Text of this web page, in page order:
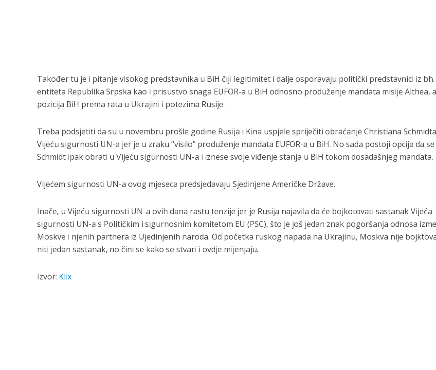
Također tu je i pitanje visokog predstavnika u BiH čiji legitimitet i dalje osporavaju politički predstavnici iz bh.
entiteta Republika Srpska kao i prisustvo snaga EUFOR-a u BiH odnosno produženje mandata misije Althea,
pozicija BiH prema rata u Ukrajini i potezima Rusije.
Treba podsjetiti da su u novembru prošle godine Rusija i Kina uspjele spriječiti obraćanje Christiana
Vijeću sigurnosti UN-a jer je u zraku “visilo” produženje mandata EUFOR-a u BiH. No sada postoji opcija da se
Schmidt ipak obrati u Vijeću sigurnosti UN-a i iznese svoje viđenje stanja u BiH tokom dosadašnjeg mandata.
Vijećem sigurnosti UN-a ovog mjeseca predsjedavaju Sjedinjene Američke Države.
Inače, u Vijeću sigurnosti UN-a ovih dana rastu tenzije jer je Rusija najavila da će bojkotovati sastanak Vijeća
sigurnosti UN-a s Političkim i sigurnosnim komitetom EU (PSC), što je još jedan znak pogoršanja odnosa
Moskve i njenih partnera iz Ujedinjenih naroda. Od početka ruskog napada na Ukrajinu, Moskva nije
niti jedan sastanak, no čini se kako se stvari i ovdje mijenjaju.
Izvor: Klix